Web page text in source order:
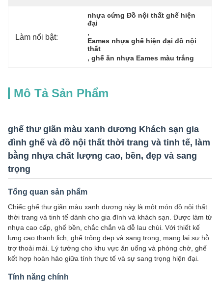
Làm nổi bật:
nhựa cứng Đồ nội thất ghế hiện
đại
,
Eames nhựa ghế hiện đại đồ nội
thất
, ghế ăn nhựa Eames màu trắng
Mô Tả Sản Phẩm
ghế thư giãn màu xanh dương Khách sạn gia
đình ghế và đồ nội thất thời trang và tinh tế, làm
bằng nhựa chất lượng cao, bền, đẹp và sang
trọng
Tổng quan sản phẩm
Chiếc ghế thư giãn màu xanh dương này là một món đồ nội thất
thời trang và tinh tế dành cho gia đình và khách sạn. Được làm từ
nhựa cao cấp, ghế bền, chắc chắn và dễ lau chùi. Với thiết kế
lưng cao thanh lịch, ghế trông đẹp và sang trọng, mang lại sự hỗ
trợ thoải mái. Lý tưởng cho khu vực ăn uống và phòng chờ, ghế
kết hợp hoàn hảo giữa tính thực tế và sự sang trọng hiện đại.
Tính năng chính